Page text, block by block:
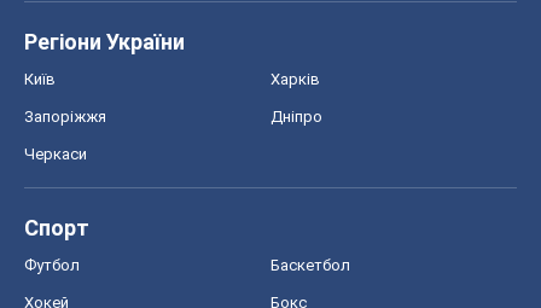
Регіони України
Київ Харків
Запоріжжя Дніпро
Черкаси
Спорт
Футбол Баскетбол
Хокей Бокс